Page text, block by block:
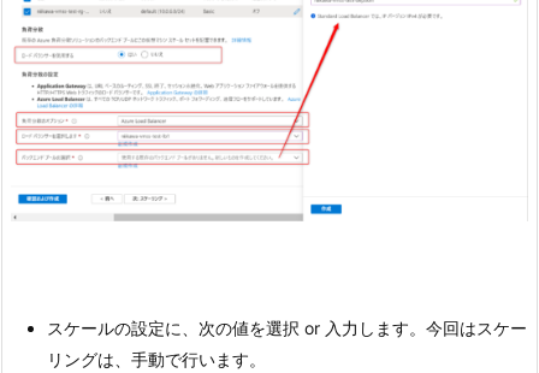
スケールの設定に、次の値を選択 or 入力します。今回はスケー
リングは、手動で行います。